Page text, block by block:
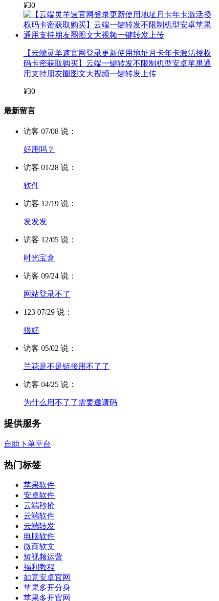
¥30
【云端灵羊速官网登录更新使用地址月卡年卡激活授权
码卡密获取购买】云端一键转发不限制机型安卓苹果通
用支持朋友圈图文大视频一键转发上传
¥30
最新留言
访客 07/08 说：
好用吗？
访客 01/28 说：
软件
访客 12/19 说：
发发发
访客 12/05 说：
时光宝盒
访客 09/24 说：
网站登录不了
123 07/29 说：
很好
访客 05/02 说：
兰花是不是链接用不了了
访客 04/25 说：
为什么用不了了需要邀请码
提供服务
自助下单平台
热门标签
苹果软件
安卓软件
云端秒抢
云端软件
云端转发
电脑软件
微商软文
短视频运营
福利教程
如意安卓官网
苹果多开分身
苹果多开官网